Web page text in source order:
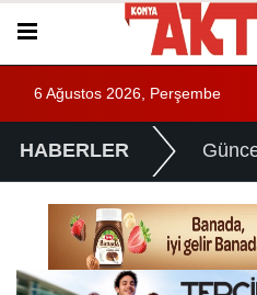
6 Ağustos 2026, Perşembe
HABERLER